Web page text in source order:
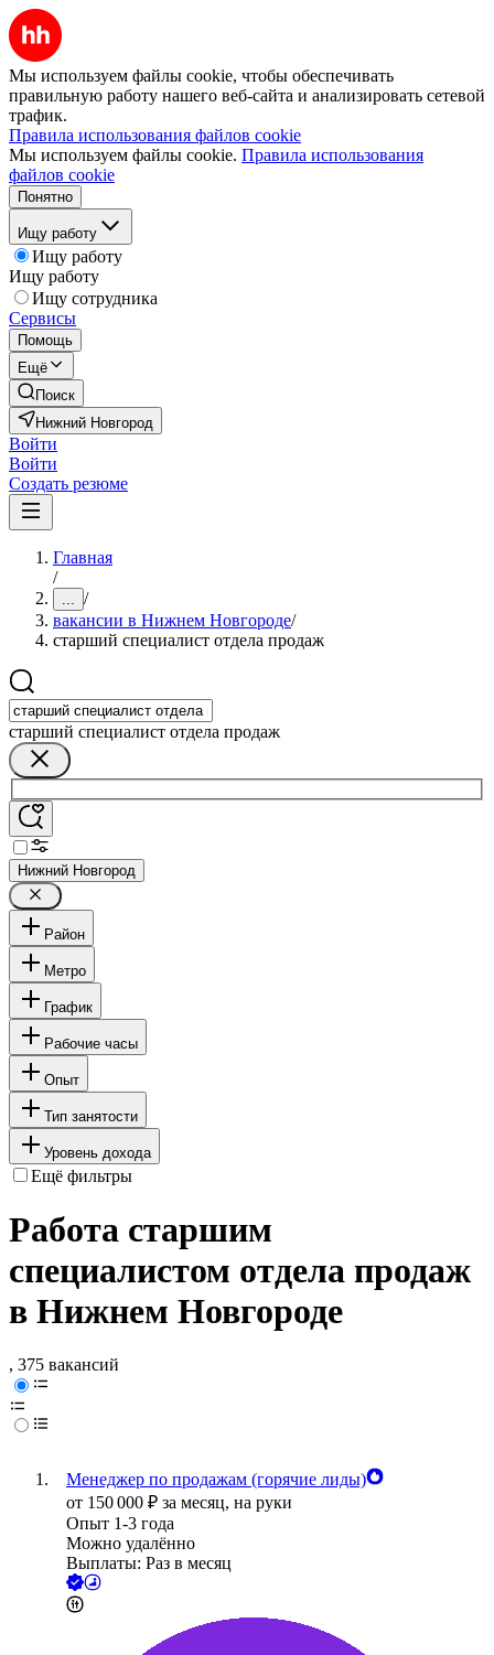
Мы используем файлы cookie, чтобы обеспечивать
правильную работу нашего веб-сайта и анализировать сетевой
трафик.
Правила использования файлов cookie
Мы используем файлы cookie. Правила использования
файлов cookie
Понятно
Ищу работу
Ищу работу
Ищу работу
Ищу сотрудника
Сервисы
Помощь
Ещё
Поиск
Нижний Новгород
Войти
Войти
Создать резюме
Главная
/
... /
вакансии в Нижнем Новгороде/
старший специалист отдела продаж
старший специалист отдела продаж
Нижний Новгород
Район
Метро
График
Рабочие часы
Опыт
Тип занятости
Уровень дохода
Ещё фильтры
Работа старшим
специалистом отдела продаж
в Нижнем Новгороде
, 375 вакансий
Менеджер по продажам (горячие лиды)
от 150 000 ₽ за месяц, на руки
Опыт 1-3 года
Можно удалённо
Выплаты: Раз в месяц